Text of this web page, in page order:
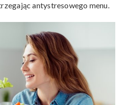
antystresowego menu.